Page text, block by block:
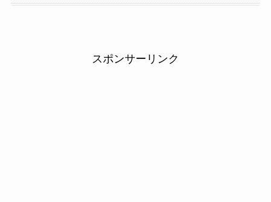
スポンサーリンク